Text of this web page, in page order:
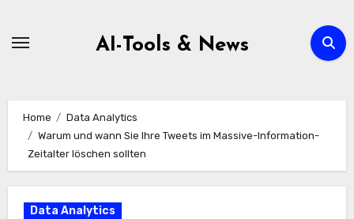
AI-Tools & News
Home
Data Analytics
Warum und wann Sie Ihre Tweets im Massive-Information-
Zeitalter löschen sollten
Data Analytics